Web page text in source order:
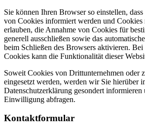
Sie können Ihren Browser so einstellen, dass
von Cookies informiert werden und
erlauben, die Annahme von Cookies für
generell ausschließen sowie das
beim Schließen des Browsers aktivieren.
Cookies kann die Funktionalität dieser
Soweit Cookies von Drittunternehmen oder
eingesetzt werden, werden wir Sie hierüber
Datenschutzerklärung gesondert informieren
Einwilligung abfragen.
Kontaktformular